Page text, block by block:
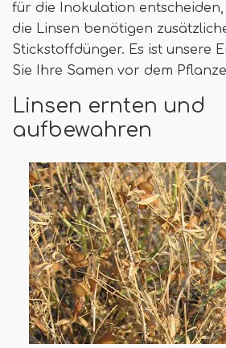
für die Inokulation
die Linsen benötigen
Stickstoffdünger. Es ist unsere
Sie Ihre Samen vor dem
Linsen ernten und
aufbewahren